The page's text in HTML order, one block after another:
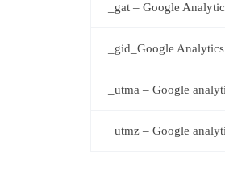
_gat – Google
_gid_Google Analytics
_utma – Google
_utmz – Google